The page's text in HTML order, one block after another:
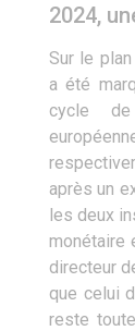
2024,
Sur le
a été
cycle
après un
les deux
monétaire
directeur
que celui
reste